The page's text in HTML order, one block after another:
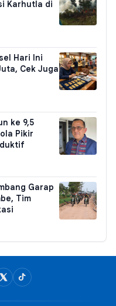
Karhutla di
Hari Ini
Cek Juga
ke 9,5
Pikir
Garap
Tim